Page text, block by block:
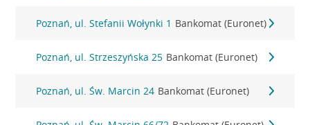
Poznań, ul. Stefanii Wołynki 1 Bankomat (Euronet)
Poznań, ul. Strzeszyńska 25 Bankomat (Euronet)
Poznań, ul. Św. Marcin 24 Bankomat (Euronet)